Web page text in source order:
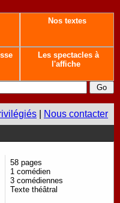
Nos textes
Les spectacles à
l'affiche
Nous contacter
58 pages
1 comédien
3 comédiennes
Texte théâtral